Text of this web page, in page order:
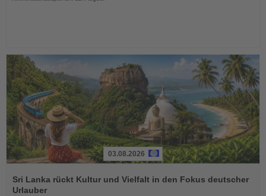
Sie
die
03.08.2026
Sri Lanka rückt Kultur und Vielfalt in den Fokus deutscher
Urlauber